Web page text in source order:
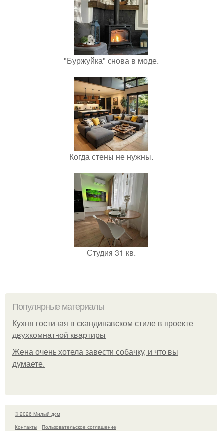
"Буржуйка" cнова в моде.
Когда стены не нужны.
Студия 31 кв.
Популярные материалы
Кухня гостиная в скандинавском стиле в проекте
двухкомнатной квартиры
Жена очень хотела завести собачку, и что вы
думаете.
© 2026 Милый дом
Контакты
Пользовательское соглашение